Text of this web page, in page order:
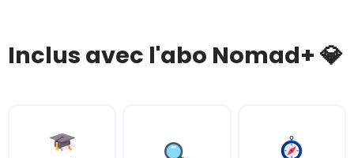
Inclus avec l'abo Nomad+ 💎